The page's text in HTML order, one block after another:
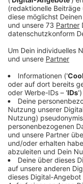
Veröffentlicht:
Anzeige
Vias Rail
Strecke
Anzeige
In rund zwei
als einem halben
Bocholt und
sein, wodurch die